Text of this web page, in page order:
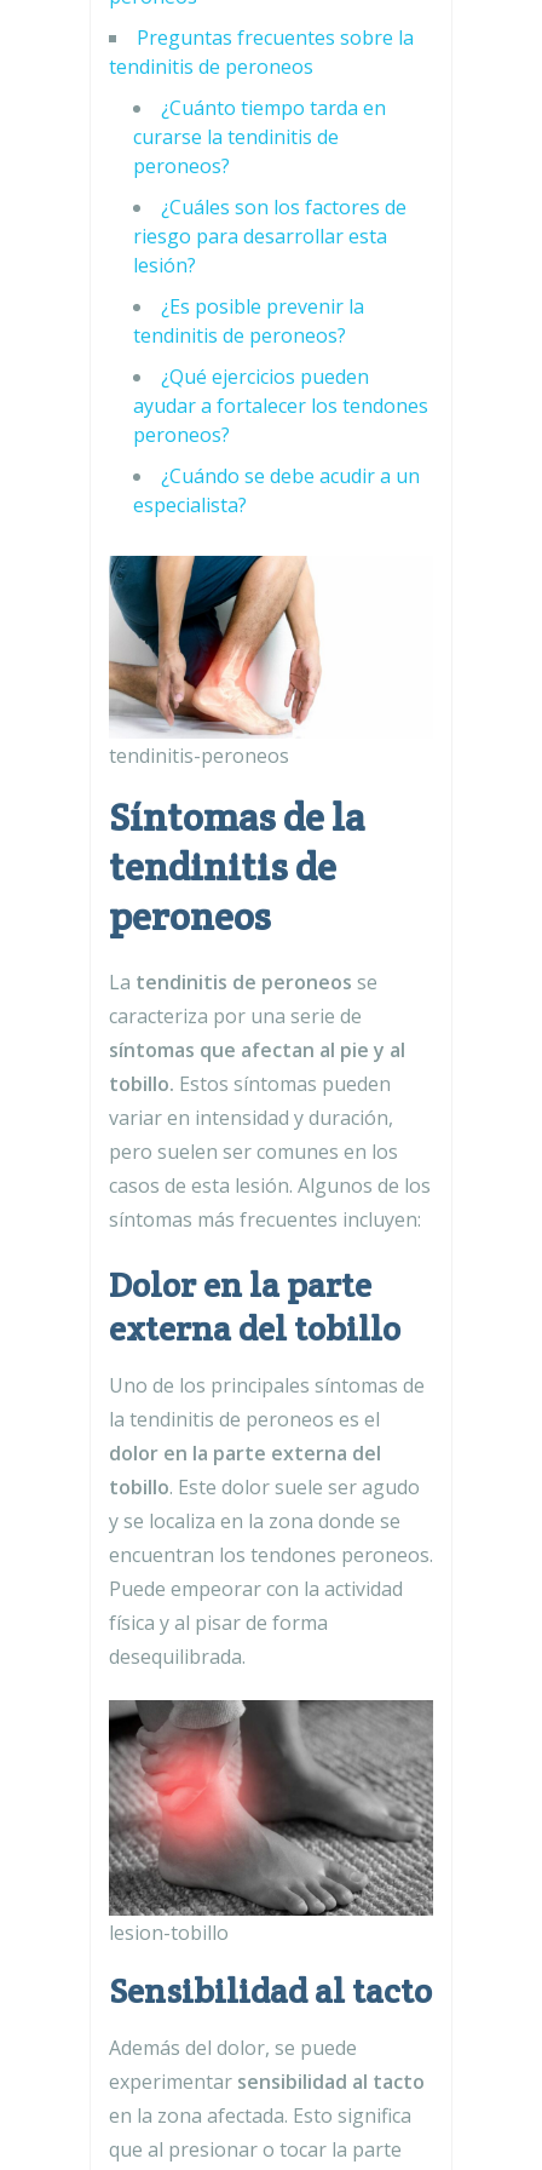
Preguntas frecuentes sobre la
tendinitis de peroneos
¿Cuánto tiempo tarda en
curarse la tendinitis de
peroneos?
¿Cuáles son los factores de
riesgo para desarrollar esta
lesión?
¿Es posible prevenir la
tendinitis de peroneos?
¿Qué ejercicios pueden
ayudar a fortalecer los tendones
peroneos?
¿Cuándo se debe acudir a un
especialista?
tendinitis-peroneos
Síntomas de la
tendinitis de
peroneos
La tendinitis de peroneos se
caracteriza por una serie de
síntomas que afectan al pie y al
tobillo. Estos síntomas pueden
variar en intensidad y duración,
pero suelen ser comunes en los
casos de esta lesión. Algunos de los
síntomas más frecuentes incluyen:
Dolor en la parte
externa del tobillo
Uno de los principales síntomas de
la tendinitis de peroneos es el
dolor en la parte externa del
tobillo. Este dolor suele ser agudo
y se localiza en la zona donde se
encuentran los tendones peroneos.
Puede empeorar con la actividad
física y al pisar de forma
desequilibrada.
lesion-tobillo
Sensibilidad al tacto
Además del dolor, se puede
experimentar sensibilidad al tacto
en la zona afectada. Esto significa
que al presionar o tocar la parte